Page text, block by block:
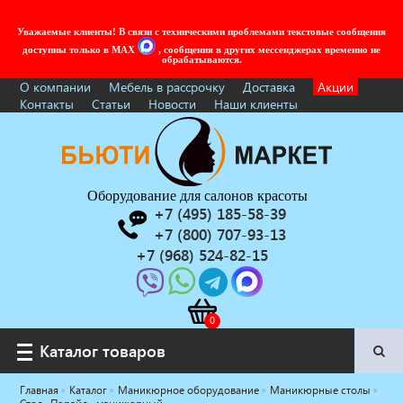
Уважаемые клиенты! В связи с техническими проблемами текстовые сообщения
доступны только в MAX
, сообщения в других мессенджерах временно не
обрабатываются.
О компании Мебель в рассрочку Доставка
Акции
Контакты
Статьи Новости Наши клиенты
Оборудование для салонов красоты
+7 (495) 185-58-39
+7 (800) 707-93-13
+7 (968) 524-82-15
Каталог товаров
Каталог товаров
Главная Каталог Маникюрное оборудование
Маникюрные столы